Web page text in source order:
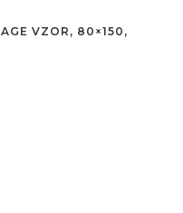
VZOR, 80×150,